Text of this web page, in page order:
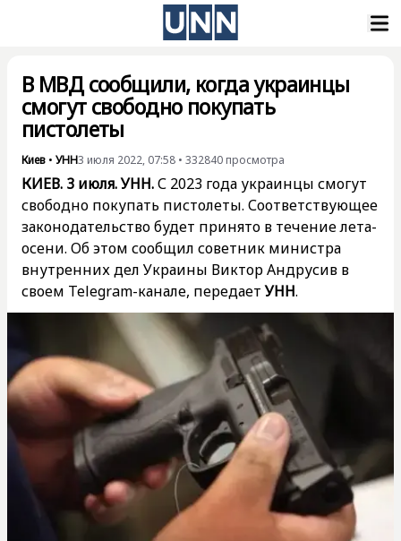
В МВД сообщили, когда украинцы
смогут свободно покупать
пистолеты
Киев • УНН3 июля 2022, 07:58 • 332840 просмотра
КИЕВ. 3 июля. УНН.С 2023 года украинцы смогут
свободно покупать пистолеты. Соответствующее
законодательство будет принято в течение лета-
осени. Об этом сообщил советник министра
внутренних дел Украины Виктор Андрусив в
своем Telegram-канале, передаетУНН.